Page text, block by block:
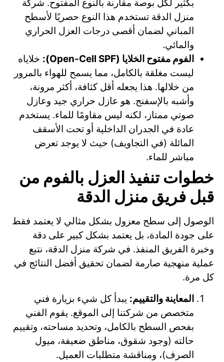
بكثير لكل بوصة مقارنة بالنوع المفتوح. شركة
منزل الدقة تستخدم هذا النوع حصريًا لأسطح
المباني لضمان أقصى درجات العزل الحراري
والمائي.
الفوم مفتوح الخلايا (Open-Cell SPF):
خلاياه
ليست مغلقة بالكامل، مما يسمح للهواء بالمرور
من خلالها. هذا يجعله أقل كثافة، أكثر مرونة،
وأشبه بالإسفنج. هو عازل حراري جيد وعازل
صوتي ممتاز، لكنه ليس مقاومًا للماء. يستخدم
عادة في الجدران الداخلية أو تحت الأسقف
المائلة (في التجاويف) حيث لا يوجد تعرض
مباشر للماء.
خطوات تنفيذ العزل بالفوم من
قبل فريق منزل الدقة
الوصول إلى سطح معزول بشكل مثالي لا يعتمد فقط
على جودة المادة، بل يعتمد بشكل كبير على دقة
وخبرة الفريق المنفذ. في شركة منزل الدقة، نتبع
عملية منهجية صارمة لضمان تحقيق أفضل النتائج في
كل مرة.
المعاينة والتقييم: يبدأ كل شيء بزيارة فني
متخصص من شركتنا إلى الموقع. يقوم الفني
بفحص السطح بالكامل، وتحديد مساحته، وتقييم
حالته (وجود شقوق، مناطق ضعيفة، ميول
الصرف)، ومناقشة متطلبات العميل.